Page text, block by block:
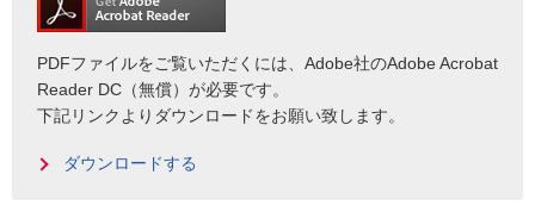
PDFファイルをご覧いただくには、Adobe社のAdobe Acrobat
Reader DC（無償）が必要です。
下記リンクよりダウンロードをお願い致します。
ダウンロードする